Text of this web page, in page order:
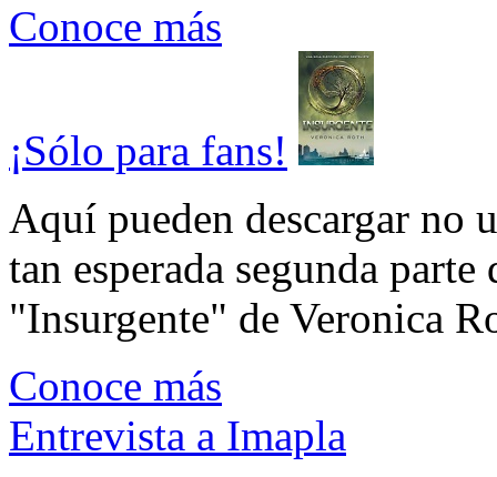
Conoce más
¡Sólo para fans!
Aquí pueden descargar no
tan esperada segunda
"Insurgente" de Veronica
Conoce más
Entrevista a Imapla